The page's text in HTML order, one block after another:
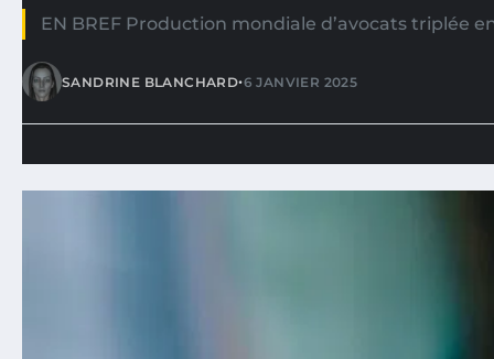
EN BREF Production mondiale d’avocats triplée
SANDRINE BLANCHARD•6 JANVIER 2025